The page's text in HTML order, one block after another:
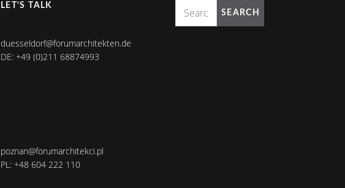
LET’S TALK
duesseldorf@forumarchitekten.de
DE: +49 (0)211 68874993
poznan@forumarchitekci.pl
PL: +48 604 222 110
SEARCH